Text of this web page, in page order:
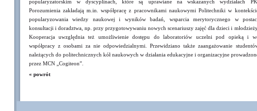
popularyzatorskim w dyscyplinach, które są uprawiane na wskazanych wydziałach PK.
Porozumienia zakładają m.in. współpracę z pracownikami naukowymi Politechniki w
popularyzowania wiedzy naukowej i wyników badań, wsparcia merytorycznego w
konsultacji i doradztwa, np. przy przygotowywaniu nowych scenariuszy zajęć dla dzieci i
Kooperacja uwzględnia też umożliwienie dostępu do laboratoriów uczelni pod opieką i
współpracy z osobami za nie odpowiedzialnymi. Przewidziano także zaangażowanie
należących do politechnicznych kół naukowych w działania edukacyjne i organizacyjne
przez MCN „Cogiteon”.
« powrót